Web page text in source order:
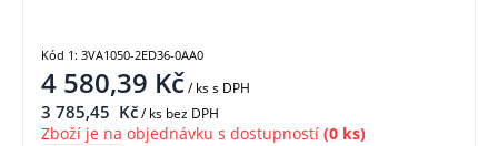
4 580,39 Kč/ kss DPH
3 785,45 Kč/ ks bez DPH
Zboží je na objednávku s dostupností (0 ks)
Kód 1: 3VA1050-2ED36-0AA0